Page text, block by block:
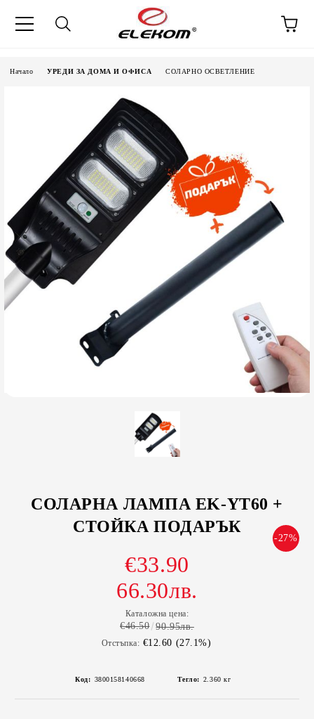
Начало УРЕДИ ЗА ДОМА И ОФИСА СОЛАРНО ОСВЕТЛЕНИЕ
СОЛАРНА ЛАМПА EK-YT60 +
СТОЙКА ПОДАРЪК
-27%
€33.90
66.30лв.
Каталожна цена:
€46.50 90.95лв.
Отстъпка: €12.60 (27.1%)
Код: 3800158140668 Тегло: 2.360 кг